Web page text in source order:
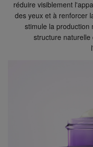
Accédez à plus
retours.
D'autres questions
trouver sur notre
réduire visiblement
des yeux et à renforcer
stimule la production
structure